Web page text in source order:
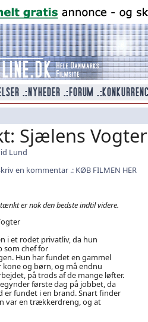
Sjælens Vogter
Lund
en kommentar
KØB FILMEN HER
er nok den bedste indtil videre.
i et rodet privatliv, da hun
som chef for
Hun har fundet en gammel
og børn, og må endnu
på trods af de mange løfter.
første dag på jobbet, da
er fundet i en brand. Snart finder
var en trækkerdreng, og at